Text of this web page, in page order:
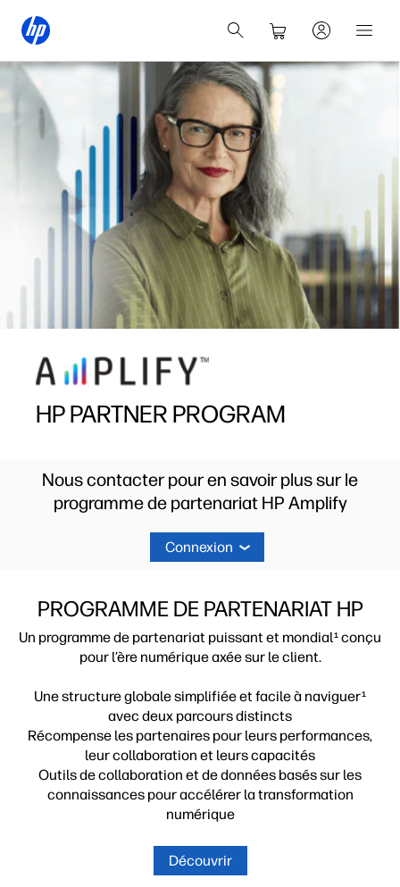
HP PARTNER PROGRAM
Nous contacter pour en savoir plus sur le
programme de partenariat HP Amplify
Connexion
PROGRAMME DE PARTENARIAT HP
Un programme de partenariat puissant et mondial 1 conçu
pour l’ère numérique axée sur le client.
Une structure globale simplifiée et facile à naviguer1
avec deux parcours distincts
Récompense les partenaires pour leurs performances,
leur collaboration et leurs capacités
Outils de collaboration et de données basés sur les
connaissances pour accélérer la transformation
numérique
Découvrir